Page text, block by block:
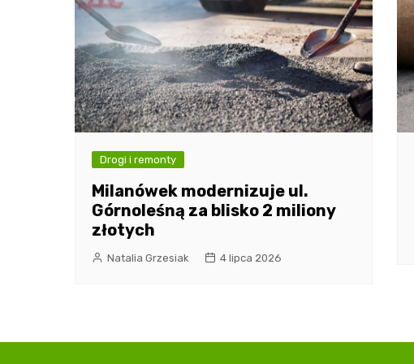
Drogi i remonty
Milanówek modernizuje ul.
Górnoleśną za blisko 2 miliony
złotych
Natalia Grzesiak 4 lipca 2026